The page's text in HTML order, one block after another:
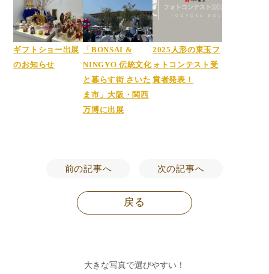
ギフトショー出展
のお知らせ
「BONSAI &
NINGYO 伝統文化
と暮らす街 さいた
ま市」大阪・関西
万博に出展
2025人形の東玉フ
ォトコンテスト受
賞者発表！
前の記事へ 次の記事へ
戻る
大きな写真で選びやすい！